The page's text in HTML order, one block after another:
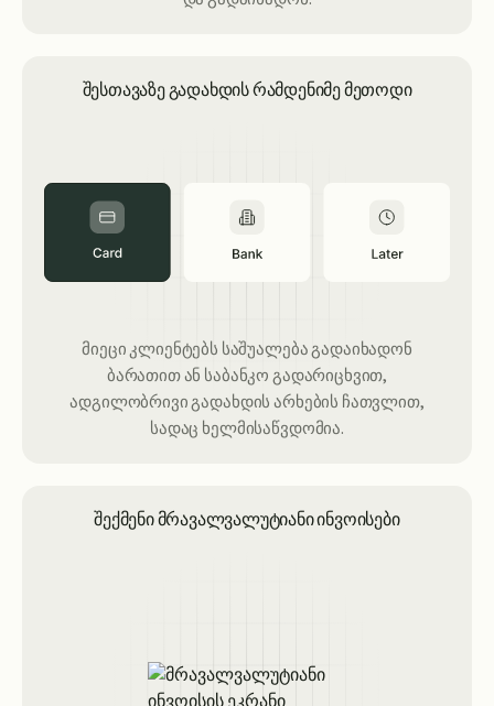
შესთავაზე გადახდის რამდენიმე მეთოდი
მიეცი კლიენტებს საშუალება გადაიხადონ
ბარათით ან საბანკო გადარიცხვით,
ადგილობრივი გადახდის არხების ჩათვლით,
სადაც ხელმისაწვდომია.
შექმენი მრავალვალუტიანი ინვოისები